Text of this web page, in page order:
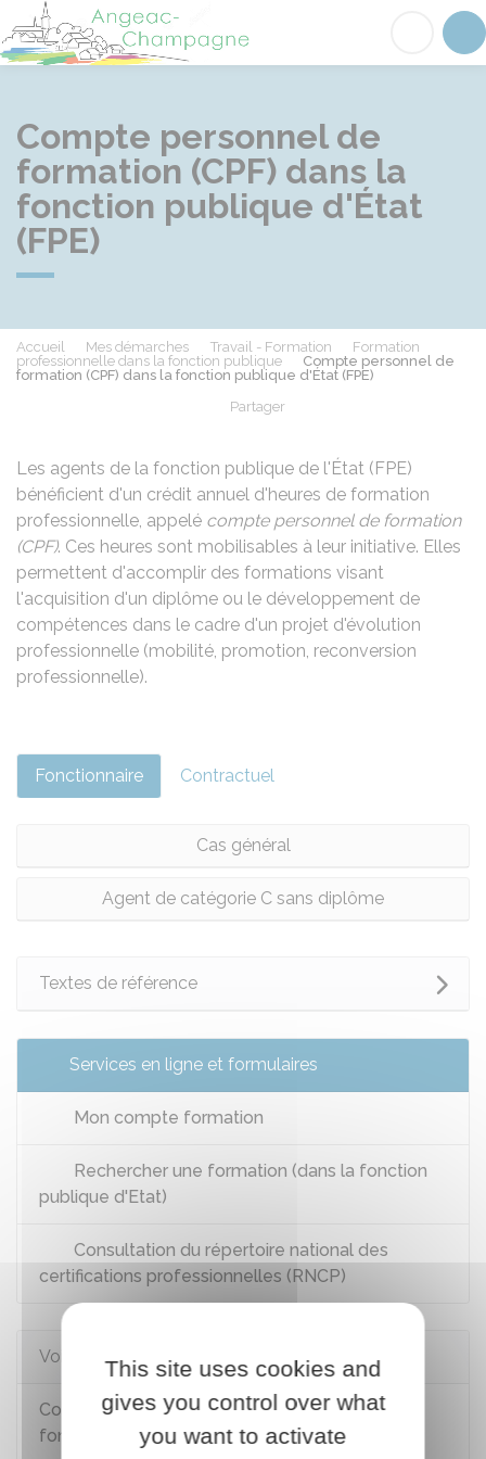
Angeac-Champagne
Compte personnel de
formation (CPF) dans la
fonction publique d'État
(FPE)
Accueil Mes démarches Travail - Formation
Formation
professionnelle dans la fonction publique
Compte personnel de
formation (CPF) dans la fonction publique d'État (FPE)
Partager
Les agents de la fonction publique de l'État (FPE)
bénéficient d'un crédit annuel d'heures de formation
professionnelle, appelé compte personnel de formation
(CPF). Ces heures sont mobilisables à leur initiative. Elles
permettent d'accomplir des formations visant
l'acquisition d'un diplôme ou le développement de
compétences dans le cadre d'un projet d'évolution
professionnelle (mobilité, promotion, reconversion
professionnelle).
Fonctionnaire Contractuel
Cas général
Agent de catégorie C sans diplôme
Textes de référence
Services en ligne et formulaires
Mon compte formation
Rechercher une formation (dans la fonction
publique d'Etat)
Consultation du répertoire national des
certifications professionnelles (RNCP)
Voir aussi
Compte personnel de formation (CPF) dans la
fonction publique territoriale (FPT)
This site uses cookies and
gives you control over what
you want to activate